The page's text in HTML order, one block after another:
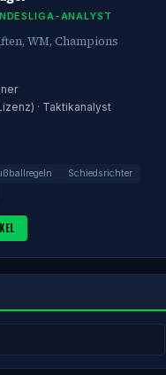
ANALYST
WM, Champions
· Taktikanalyst
Schiedsrichter